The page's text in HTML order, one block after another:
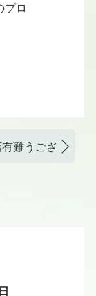
プロ
有難うございます